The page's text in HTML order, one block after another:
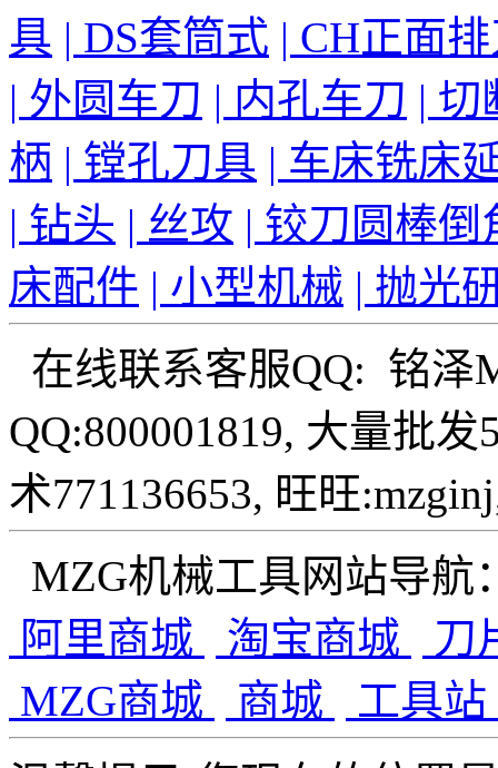
具 | DS套筒式 | CH正面
| 外圆车刀 | 内孔车刀 | 切
柄 | 镗孔刀具 | 车床铣床
| 钻头 | 丝攻 | 铰刀圆棒倒
床配件 | 小型机械 | 抛光
在线联系客服QQ: 铭泽
QQ:800001819, 大量批
术771136653, 旺旺
MZG机械工具网站导航
阿里商城
淘宝商城
刀
MZG商城
商城
工具站